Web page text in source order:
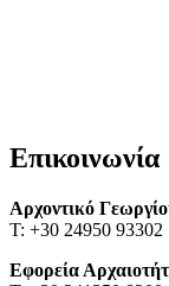
Επικοινωνία
Αρχοντικό
Τ: +30 24950 93302
Εφορεία